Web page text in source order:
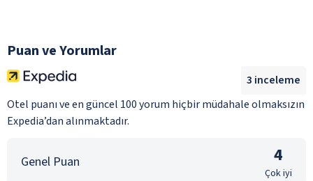
Puan ve Yorumlar
Otel puanı ve en güncel 100 yorum hiçbir müdahale olmaksızın
Expedia’dan alınmaktadır.
3 inceleme
Genel Puan 4
Çok iyi